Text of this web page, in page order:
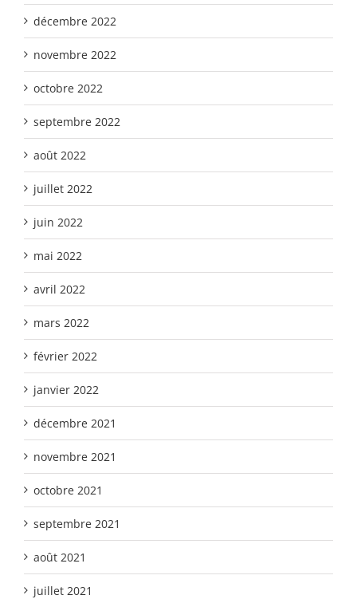
décembre 2022
novembre 2022
octobre 2022
septembre 2022
août 2022
juillet 2022
juin 2022
mai 2022
avril 2022
mars 2022
février 2022
janvier 2022
décembre 2021
novembre 2021
octobre 2021
septembre 2021
août 2021
juillet 2021